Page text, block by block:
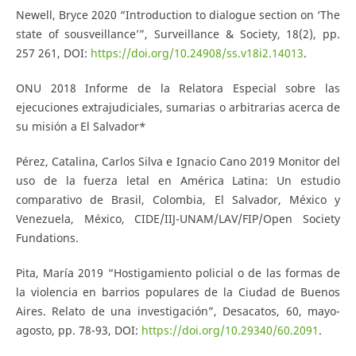
Newell, Bryce 2020 “Introduction to dialogue section on ‘The
state of sousveillance’”, Surveillance & Society, 18(2), pp.
257 261, DOI: https://doi.org/10.24908/ss.v18i2.14013.
ONU 2018 Informe de la Relatora Especial sobre las
ejecuciones extrajudiciales, sumarias o arbitrarias acerca de
su misión a El Salvador*
Pérez, Catalina, Carlos Silva e Ignacio Cano 2019 Monitor del
uso de la fuerza letal en América Latina: Un estudio
comparativo de Brasil, Colombia, El Salvador, México y
Venezuela, México, CIDE/IIJ-UNAM/LAV/FIP/Open Society
Fundations.
Pita, María 2019 “Hostigamiento policial o de las formas de
la violencia en barrios populares de la Ciudad de Buenos
Aires. Relato de una investigación”, Desacatos, 60, mayo-
agosto, pp. 78-93, DOI: https://doi.org/10.29340/60.2091 .